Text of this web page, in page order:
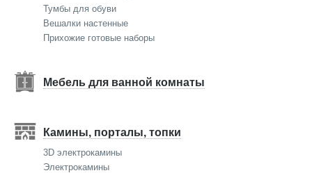
Тумбы для обуви
Вешалки настенные
Прихожие готовые наборы
Мебель для ванной комнаты
Камины, порталы, топки
3D электрокамины
Электрокамины